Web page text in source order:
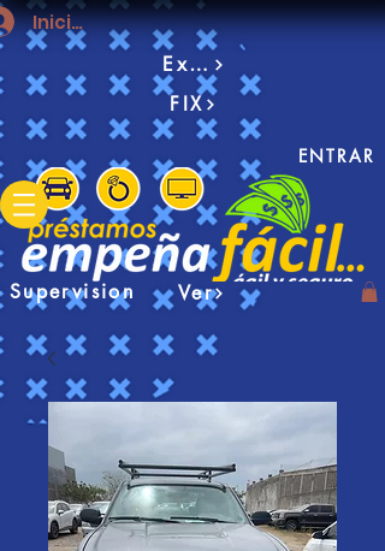
Iniciar sesión
Examen
FIX
ENTRAR
Supervision Ver